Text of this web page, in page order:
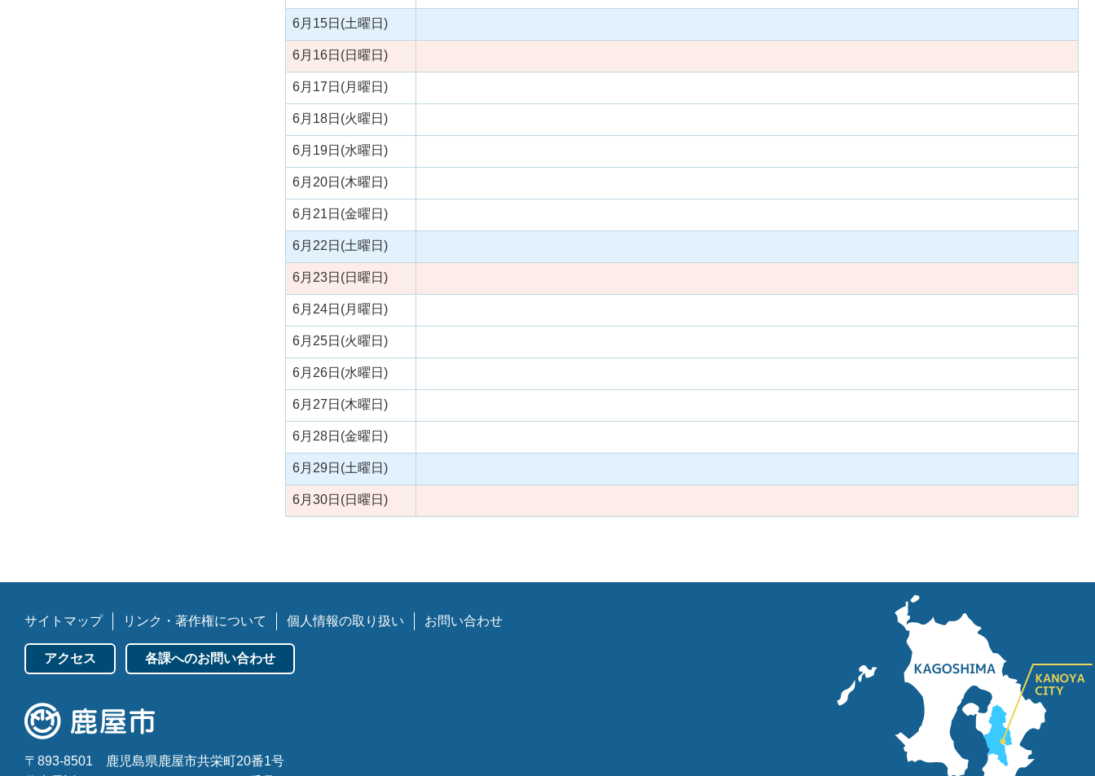
6月15日(土曜日)
6月16日(日曜日)
6月17日(月曜日)
6月18日(火曜日)
6月19日(水曜日)
6月20日(木曜日)
6月21日(金曜日)
6月22日(土曜日)
6月23日(日曜日)
6月24日(月曜日)
6月25日(火曜日)
6月26日(水曜日)
6月27日(木曜日)
6月28日(金曜日)
6月29日(土曜日)
6月30日(日曜日)
サイトマップ リンク・著作権について 個人情報の取り扱い お問い合わせ
アクセス 各課へのお問い合わせ
〒893-8501
鹿児島県鹿屋市共栄町20番1号